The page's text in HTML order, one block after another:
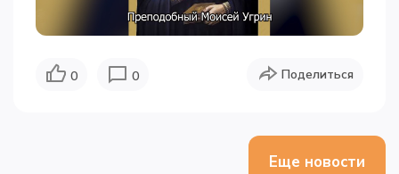
0 0 Поделиться
Еще новости